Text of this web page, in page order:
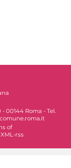
00144 Roma - Tel.
of
XML-rss